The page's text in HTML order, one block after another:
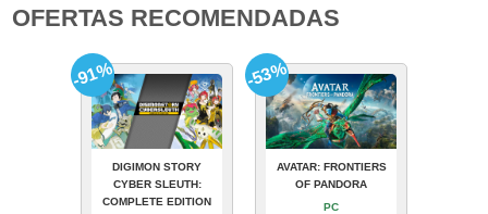
OFERTAS RECOMENDADAS
DIGIMON STORY
CYBER SLEUTH:
COMPLETE EDITION
-91%
AVATAR: FRONTIERS
OF PANDORA
PC
-53%